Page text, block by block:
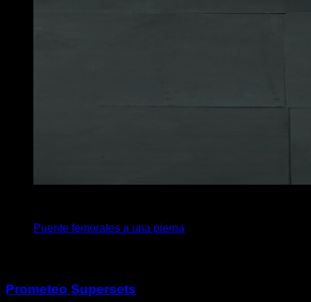
Puente femorales a una pierna
Prometeo Supersets